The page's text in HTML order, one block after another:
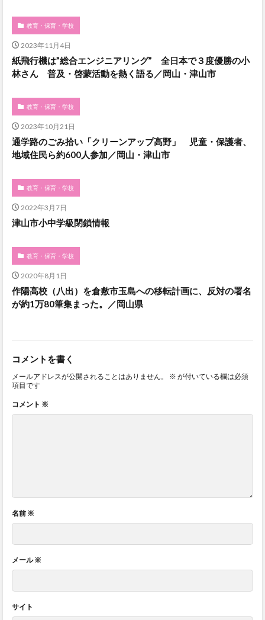
教育・保育・学校
2023年11月4日
紙飛行機は”総合エンジニアリング” 全日本で３度優勝の小
林さん 普及・啓蒙活動を熱く語る／岡山・津山市
教育・保育・学校
2023年10月21日
通学路のごみ拾い「クリーンアップ高野」 児童・保護者、
地域住民ら約600人参加／岡山・津山市
教育・保育・学校
2022年3月7日
津山市小中学級閉鎖情報
教育・保育・学校
2020年8月1日
作陽高校（八出）を倉敷市玉島への移転計画に、反対の署名
が約1万80筆集まった。／岡山県
コメントを書く
メールアドレスが公開されることはありません。 ※ が付いている欄は必須
項目です
コメント ※
名前 ※
メール※
サイト